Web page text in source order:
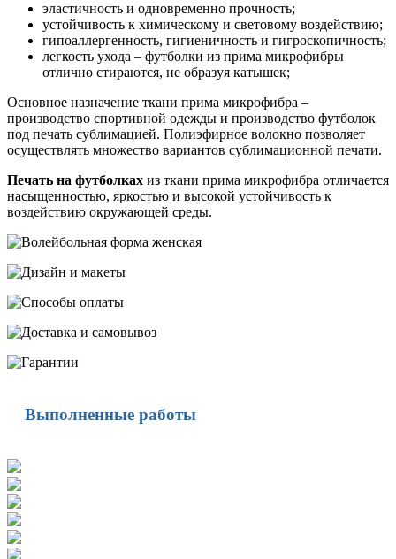
эластичность и одновременно прочность;
устойчивость к химическому и световому воздействию;
гипоаллергенность, гигиеничность и гигроскопичность;
легкость ухода – футболки из прима микрофибры
отлично стираются, не образуя катышек;
Основное назначение ткани прима микрофибра –
производство спортивной одежды и производство футболок
под печать сублимацией. Полиэфирное волокно позволяет
осуществлять множество вариантов сублимационной печати.
Печать на футболках из ткани прима микрофибра отличается
насыщенностью, яркостью и высокой устойчивость к
воздействию окружающей среды.
Выполненные работы